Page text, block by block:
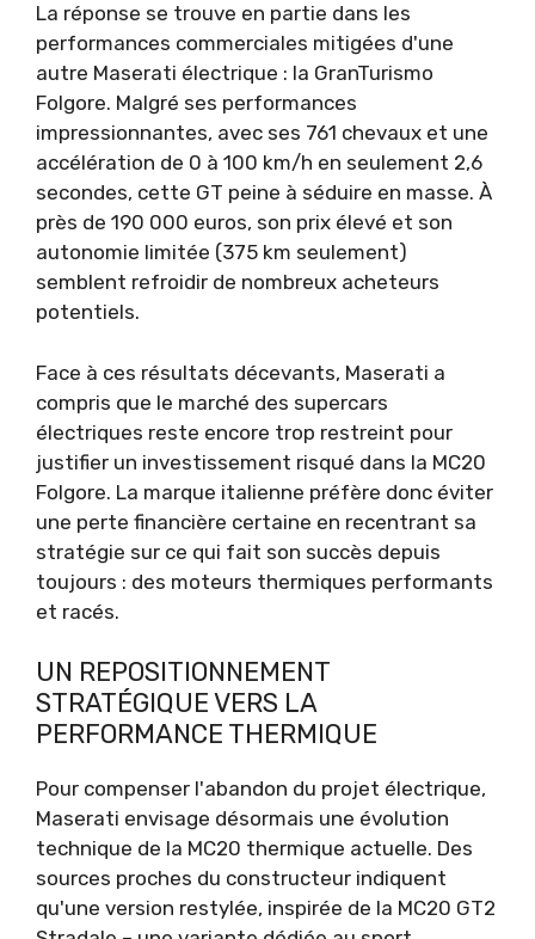
La réponse se trouve en partie dans les
performances commerciales mitigées d'une
autre Maserati électrique : la GranTurismo
Folgore. Malgré ses performances
impressionnantes, avec ses 761 chevaux et une
accélération de 0 à 100 km/h en seulement 2,6
secondes, cette GT peine à séduire en masse. À
près de 190 000 euros, son prix élevé et son
autonomie limitée (375 km seulement)
semblent refroidir de nombreux acheteurs
potentiels.
Face à ces résultats décevants, Maserati a
compris que le marché des supercars
électriques reste encore trop restreint pour
justifier un investissement risqué dans la MC20
Folgore. La marque italienne préfère donc éviter
une perte financière certaine en recentrant sa
stratégie sur ce qui fait son succès depuis
toujours : des moteurs thermiques performants
et racés.
UN REPOSITIONNEMENT
STRATÉGIQUE VERS LA
PERFORMANCE THERMIQUE
Pour compenser l'abandon du projet électrique,
Maserati envisage désormais une évolution
technique de la MC20 thermique actuelle. Des
sources proches du constructeur indiquent
qu'une version restylée, inspirée de la MC20 GT2